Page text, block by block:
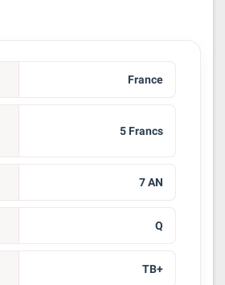
France
5 Francs
7 AN
Q
TB+